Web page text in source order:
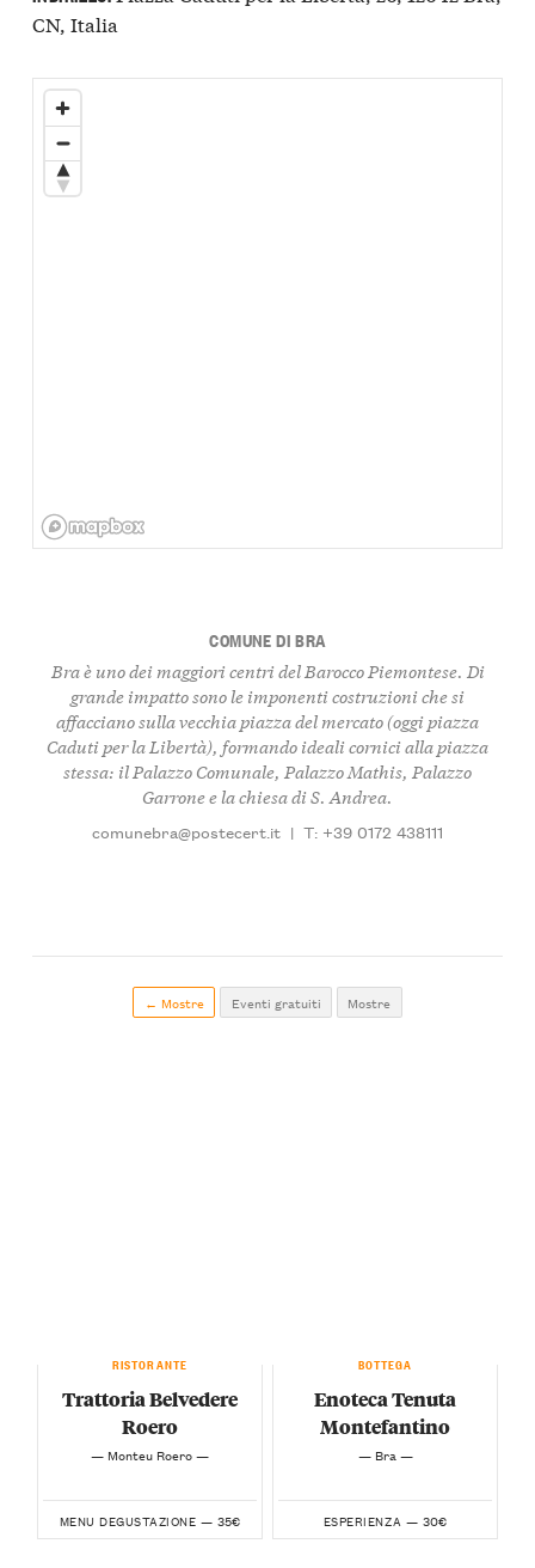
CN, Italia
COMUNE DI BRA
Bra è uno dei maggiori centri del Barocco Piemontese. Di
grande impatto sono le imponenti costruzioni che si
affacciano sulla vecchia piazza del mercato (oggi piazza
Caduti per la Libertà), formando ideali cornici alla piazza
stessa: il Palazzo Comunale, Palazzo Mathis, Palazzo
Garrone e la chiesa di S. Andrea.
comunebra@postecert.it | T: +39 0172 438111
← Mostre Eventi gratuiti Mostre
RISTORANTE
Trattoria Belvedere
Roero
— Monteu Roero —
MENU DEGUSTAZIONE — 35€
BOTTEGA
Enoteca Tenuta
Montefantino
— Bra —
ESPERIENZA — 30€